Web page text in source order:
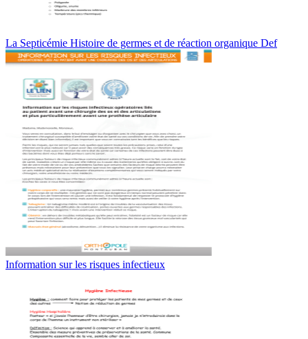
La Septicémie Histoire de germes et de réaction organique Def
Information sur les risques infectieux